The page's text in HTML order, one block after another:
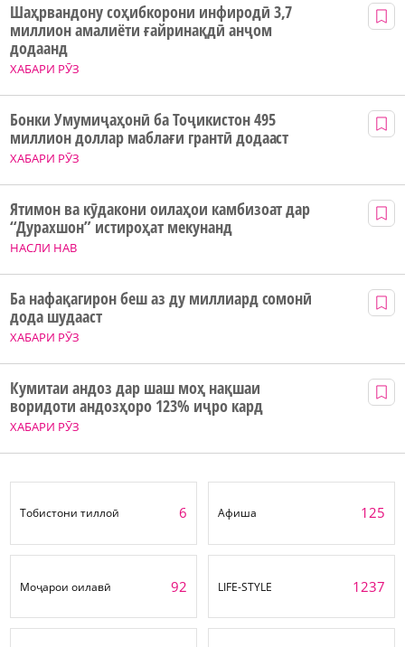
ХАБАРИ РӮЗ
Шаҳрвандону соҳибкорони инфиродӣ 3,7
миллион амалиёти ғайринақдӣ анҷом
додаанд
ХАБАРИ РӮЗ
Бонки Умумиҷаҳонӣ ба Тоҷикистон 495
миллион доллар маблағи грантӣ додааст
НАСЛИ НАВ
Ятимон ва кӯдакони оилаҳои камбизоат дар
“Дурахшон” истироҳат мекунанд
ХАБАРИ РӮЗ
Ба нафақагирон беш аз ду миллиард сомонӣ
дода шудааст
ХАБАРИ РӮЗ
Кумитаи андоз дар шаш моҳ нақшаи
воридоти андозҳоро 123% иҷро кард
Тобистони тиллоӣ 6 Афиша 125
Моҷарои оилавӣ 92 LIFE-STYLE 1237